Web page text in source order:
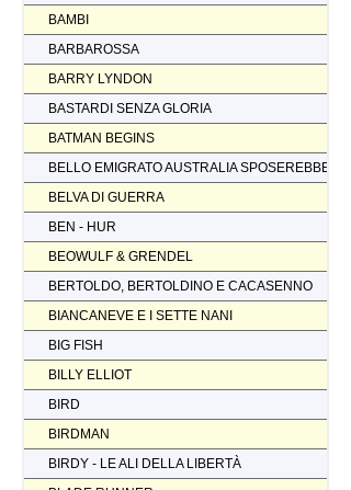
BAMBI
BARBAROSSA
BARRY LYNDON
BASTARDI SENZA GLORIA
BATMAN BEGINS
BELLO EMIGRATO AUSTRALIA SPOSEREBBE
BELVA DI GUERRA
BEN - HUR
BEOWULF & GRENDEL
BERTOLDO, BERTOLDINO E CACASENNO
BIANCANEVE E I SETTE NANI
BIG FISH
BILLY ELLIOT
BIRD
BIRDMAN
BIRDY - LE ALI DELLA LIBERTÀ